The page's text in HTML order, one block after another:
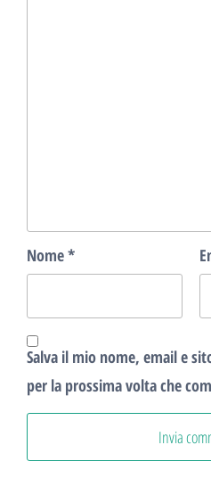
Nome*
Salva il mio nome, email e
per la prossima volta che